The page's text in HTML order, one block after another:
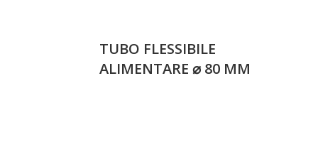
TUBO FLESSIBILE
ALIMENTARE ⌀ 80 MM